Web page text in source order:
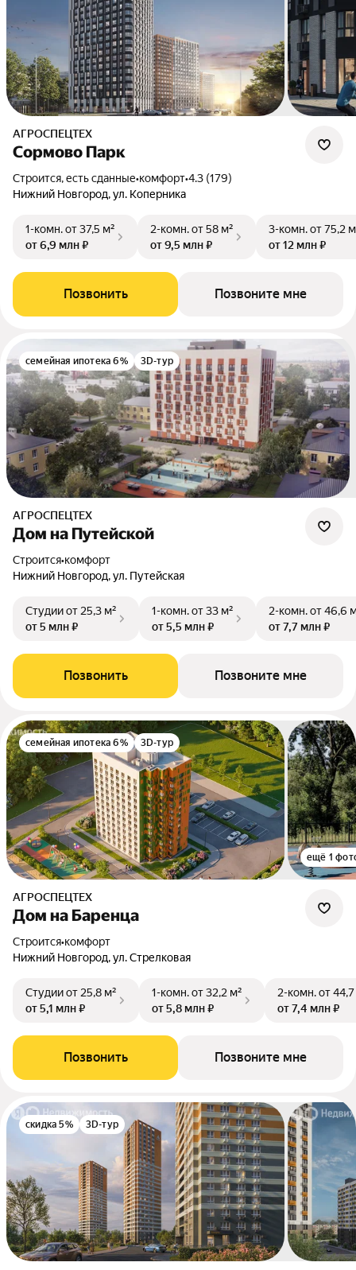
АГРОСПЕЦТЕХ
Сормово Парк
Строится, есть сданные•комфорт•4.3 (179)
Нижний Новгород, ул. Коперника
1-комн.от 37,5 м²
от 6,9 млн ₽
2-комн.от 58 м²
от 9,5 млн ₽
3-комн.от 75,2
от 12 млн ₽
Позвонить Позвоните мне
семейная ипотека 6% 3D-тур
АГРОСПЕЦТЕХ
Дом на Путейской
Строится•комфорт
Нижний Новгород, ул. Путейская
Студииот 25,3 м²
от 5 млн ₽
1-комн.от 33 м²
от 5,5 млн ₽
2-комн.от 46,6
от 7,7 млн ₽
Позвонить Позвоните мне
семейная ипотека 6% 3D-тур
ещё 1
АГРОСПЕЦТЕХ
Дом на Баренца
Строится•комфорт
Нижний Новгород, ул. Стрелковая
Студииот 25,8 м²
от 5,1 млн ₽
1-комн.от 32,2 м²
от 5,8 млн ₽
2-комн.от
от 7,4 млн ₽
Позвонить Позвоните мне
скидка 5% 3D-тур